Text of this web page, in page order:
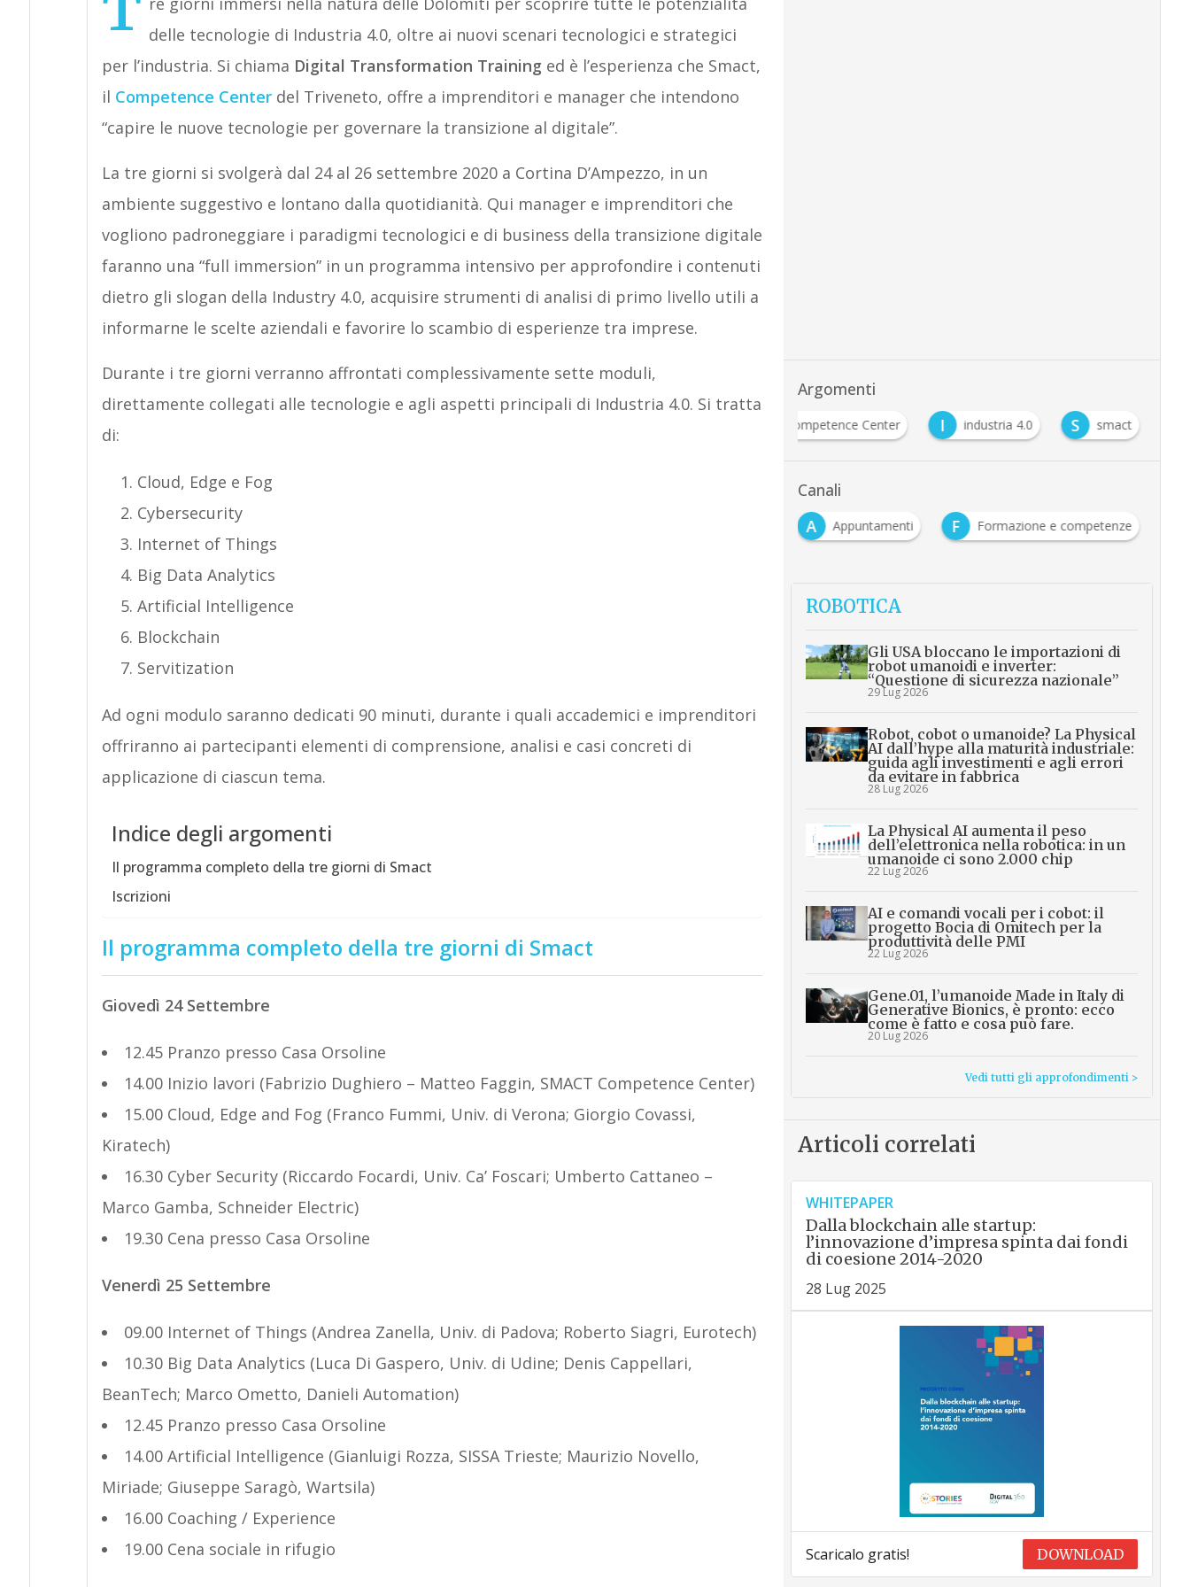
delle tecnologie di Industria 4.0, oltre ai nuovi scenari tecnologici e strategici
per l’industria. Si chiama Digital Transformation Training ed è l’esperienza che Smact,
il Competence Centerdel Triveneto, offre a imprenditori e manager che intendono
“capire le nuove tecnologie per governare la transizione al digitale”.
La tre giorni si svolgerà dal 24 al 26 settembre 2020 a Cortina D’Ampezzo, in un
ambiente suggestivo e lontano dalla quotidianità. Qui manager e imprenditori che
vogliono padroneggiare i paradigmi tecnologici e di business della transizione digitale
faranno una “full immersion” in un programma intensivo per approfondire i contenuti
dietro gli slogan della Industry 4.0, acquisire strumenti di analisi di primo livello utili a
informarne le scelte aziendali e favorire lo scambio di esperienze tra imprese.
Durante i tre giorni verranno affrontati complessivamente sette moduli,
direttamente collegati alle tecnologie e agli aspetti principali di Industria 4.0. Si tratta
di:
Cloud, Edge e Fog
Cybersecurity
Internet of Things
Big Data Analytics
Artificial Intelligence
Blockchain
Servitization
Ad ogni modulo saranno dedicati 90 minuti, durante i quali accademici e imprenditori
offriranno ai partecipanti elementi di comprensione, analisi e casi concreti di
applicazione di ciascun tema.
Indice degli argomenti
Il programma completo della tre giorni di Smact
Iscrizioni
Il programma completo della tre giorni di Smact
Giovedì 24 Settembre
12.45 Pranzo presso Casa Orsoline
14.00 Inizio lavori (Fabrizio Dughiero – Matteo Faggin, SMACT Competence Center)
15.00 Cloud, Edge and Fog (Franco Fummi, Univ. di Verona; Giorgio Covassi,
Kiratech)
16.30 Cyber Security (Riccardo Focardi, Univ. Ca’ Foscari; Umberto Cattaneo –
Marco Gamba, Schneider Electric)
19.30 Cena presso Casa Orsoline
Venerdì 25 Settembre
09.00 Internet of Things (Andrea Zanella, Univ. di Padova; Roberto Siagri, Eurotech)
10.30 Big Data Analytics (Luca Di Gaspero, Univ. di Udine; Denis Cappellari,
BeanTech; Marco Ometto, Danieli Automation)
12.45 Pranzo presso Casa Orsoline
14.00 Artificial Intelligence (Gianluigi Rozza, SISSA Trieste; Maurizio Novello,
Miriade; Giuseppe Saragò, Wartsila)
16.00 Coaching / Experience
19.00 Cena sociale in rifugio
Argomenti
Competence Center I industria 4.0 S smact
Canali
A
Appuntamenti F Formazione e competenze
ROBOTICA
Gli USA bloccano le importazioni di
robot umanoidi e inverter:
“Questione di sicurezza nazionale”
29 Lug 2026
Robot, cobot o umanoide? La Physical
AI dall’hype alla maturità industriale:
guida agli investimenti e agli errori
da evitare in fabbrica
28 Lug 2026
La Physical AI aumenta il peso
dell’elettronica nella robotica: in un
umanoide ci sono 2.000 chip
22 Lug 2026
AI e comandi vocali per i cobot: il
progetto Bocia di Omitech per la
produttività delle PMI
22 Lug 2026
Gene.01, l’umanoide Made in Italy di
Generative Bionics, è pronto: ecco
come è fatto e cosa può fare.
20 Lug 2026
Vedi tutti gli approfondimenti >
Articoli correlati
WHITEPAPER
Dalla blockchain alle startup:
l’innovazione d’impresa spinta dai fondi
di coesione 2014-2020
28 Lug 2025
Scaricalo gratis! DOWNLOAD